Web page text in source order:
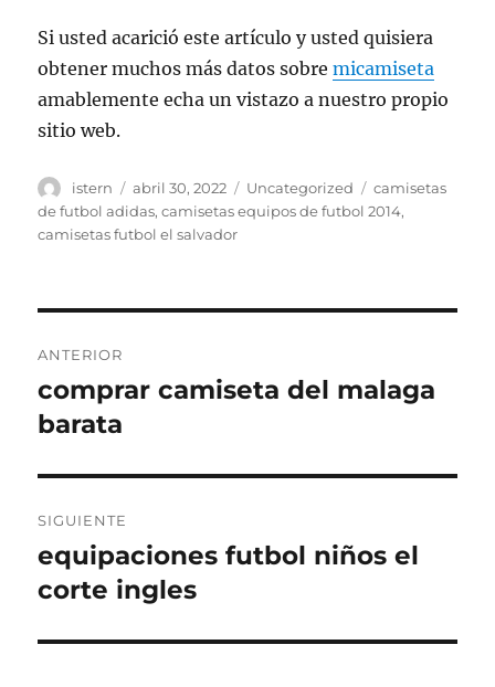
Si usted acarició este artículo y usted quisiera
obtener muchos más datos sobremicamiseta
amablemente echa un vistazo a nuestro propio
sitio web.
Autor
istern
Publicado
el
abril 30, 2022 Categorías
Uncategorized Etiquetas
camisetas
de futbol adidas,camisetas equipos de futbol 2014,
camisetas futbol el salvador
de
entradas
ANTERIOR
Entrada
anterior:
comprar camiseta del malaga
barata
SIGUIENTE
Entrada
siguiente:
equipaciones futbol niños el
corte ingles